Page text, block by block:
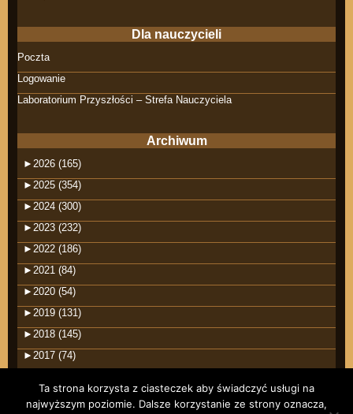
Dla nauczycieli
Poczta
Logowanie
Laboratorium Przyszłości – Strefa Nauczyciela
Archiwum
► 2026 (165)
► 2025 (354)
► 2024 (300)
► 2023 (232)
► 2022 (186)
► 2021 (84)
► 2020 (54)
► 2019 (131)
► 2018 (145)
► 2017 (74)
Ta strona korzysta z ciasteczek aby świadczyć usługi na
najwyższym poziomie. Dalsze korzystanie ze strony oznacza,